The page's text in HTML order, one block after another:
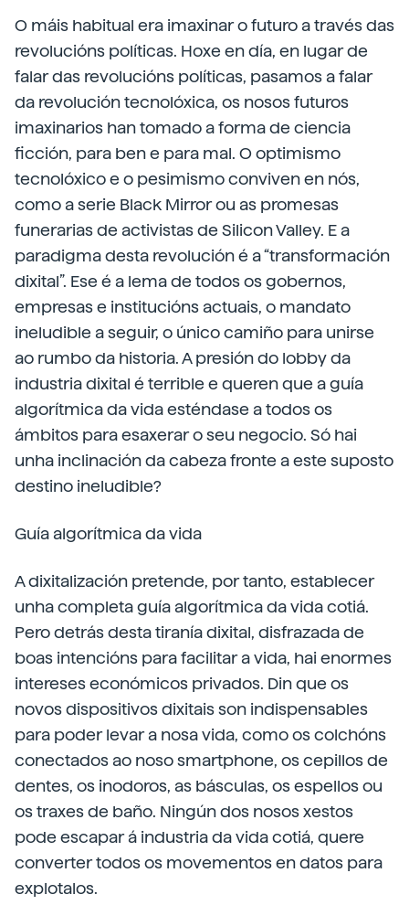
O máis habitual era imaxinar o futuro a través das
revolucións políticas. Hoxe en día, en lugar de
falar das revolucións políticas, pasamos a falar
da revolución tecnolóxica, os nosos futuros
imaxinarios han tomado a forma de ciencia
ficción, para ben e para mal. O optimismo
tecnolóxico e o pesimismo conviven en nós,
como a serie Black Mirror ou as promesas
funerarias de activistas de Silicon Valley. E a
paradigma desta revolución é a “transformación
dixital”. Ese é a lema de todos os gobernos,
empresas e institucións actuais, o mandato
ineludible a seguir, o único camiño para unirse
ao rumbo da historia. A presión do lobby da
industria dixital é terrible e queren que a guía
algorítmica da vida esténdase a todos os
ámbitos para esaxerar o seu negocio. Só hai
unha inclinación da cabeza fronte a este suposto
destino ineludible?
Guía algorítmica da vida
A dixitalización pretende, por tanto, establecer
unha completa guía algorítmica da vida cotiá.
Pero detrás desta tiranía dixital, disfrazada de
boas intencións para facilitar a vida, hai enormes
intereses económicos privados. Din que os
novos dispositivos dixitais son indispensables
para poder levar a nosa vida, como os colchóns
conectados ao noso smartphone, os cepillos de
dentes, os inodoros, as básculas, os espellos ou
os traxes de baño. Ningún dos nosos xestos
pode escapar á industria da vida cotiá, quere
converter todos os movementos en datos para
explotalos.